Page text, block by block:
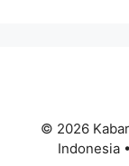
© 2026
Indonesia